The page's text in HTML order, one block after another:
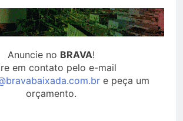
Anuncie no BRAVA!
em contato pelo e-mail
e peça um
orçamento.